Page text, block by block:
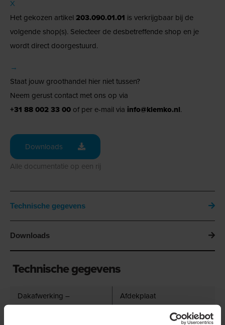
X
Het gekozen artikel 203.090.01.01 is verkrijgbaar bij de
volgende shop(s). Selecteer de desbetreffende shop en je
wordt direct doorgestuurd.
→
Staat jouw groothandel hier niet tussen?
Neem gerust contact met ons op via
+31 88 002 33 00 of per e-mail via info@klemko.nl.
Downloads
Alle documentatie op een rij
Technische gegevens
Downloads
Technische gegevens
Dakafwerking –
Afdekplaat